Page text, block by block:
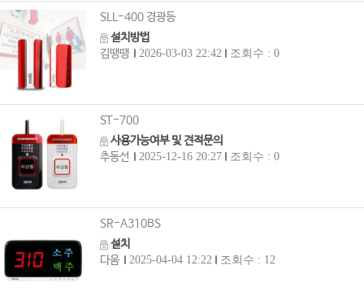
SLL-400 경광등
설치방법
김땡땡
2026-03-03 22:42 조회수 : 0
ST-700
사용가능여부 및 견적문의
추동선
2025-12-16 20:27 조회수 : 0
SR-A310BS
설치
다움
2025-04-04 12:22 조회수 : 12